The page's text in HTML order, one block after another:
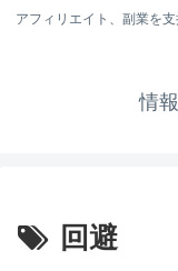
アフィリエイト、副業を
情
回避